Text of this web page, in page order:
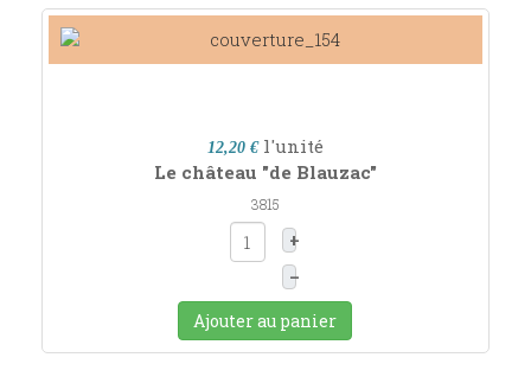
12,20 € l'unité
Le château "de Blauzac"
3815
+
–
Ajouter au panier